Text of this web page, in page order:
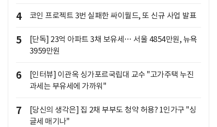
4 코인 프로젝트 3번 실패한 싸이월드, 또 신규 사업 발표
5
[단독] 23억 아파트 3채 보유세… 서울 4854만원, 뉴욕
3959만원
6
[인터뷰] 이관옥 싱가포르국립대 교수 "고가주택 누진
과세는 부유세에 가까워"
7
[당신의 생각은] 집 2채 부부도 청약 허용? 1인가구 "싱
글세 매기나"